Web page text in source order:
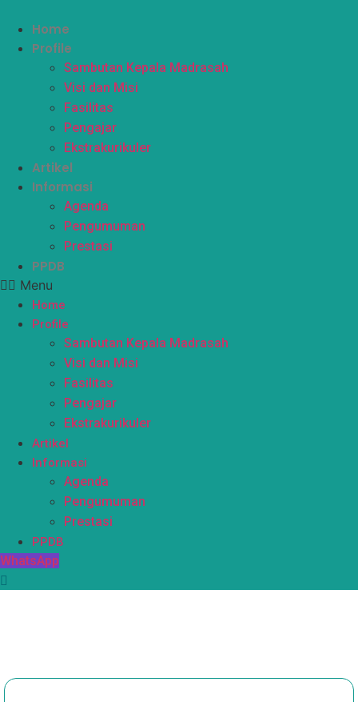
content
Home
Profile
Sambutan Kepala Madrasah
Visi dan Misi
Fasilitas
Pengajar
Ekstrakurikuler
Artikel
Informasi
Agenda
Pengumuman
Prestasi
PPDB
Menu
Home
Profile
Sambutan Kepala Madrasah
Visi dan Misi
Fasilitas
Pengajar
Ekstrakurikuler
Artikel
Informasi
Agenda
Pengumuman
Prestasi
PPDB
WhatsApp